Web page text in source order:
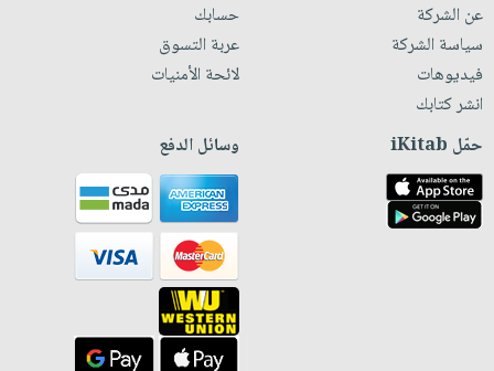
عن الشركة
سياسة الشركة
فيديوهات
انشر كتابك
حسابك
عربة التسوق
لائحة الأمنيات
حمّل iKitab وسائل الدفع